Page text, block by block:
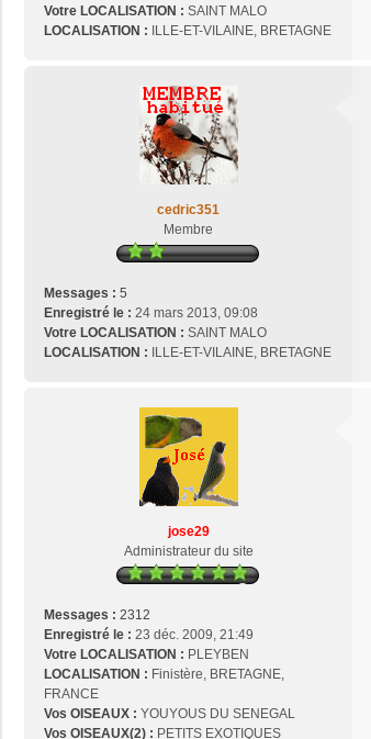
Votre LOCALISATION : SAINT MALO
LOCALISATION : ILLE-ET-VILAINE, BRETAGNE
cedric351
Membre
Messages : 5
Enregistré le : 24 mars 2013, 09:08
Votre LOCALISATION : SAINT MALO
LOCALISATION : ILLE-ET-VILAINE, BRETAGNE
jose29
Administrateur du site
Messages : 2312
Enregistré le : 23 déc. 2009, 21:49
Votre LOCALISATION : PLEYBEN
LOCALISATION : Finistère, BRETAGNE,
FRANCE
Vos OISEAUX : YOUYOUS DU SENEGAL
Vos OISEAUX(2) : PETITS EXOTIQUES